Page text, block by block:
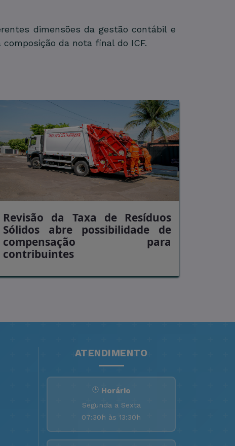
dimensões da gestão contábil e
da nota final do ICF.
Revisão da Taxa de Resíduos
Sólidos abre possibilidade de
compensação para
contribuintes
ATENDIMENTO
Horário
Segunda a Sexta
07:30h às 13:30h